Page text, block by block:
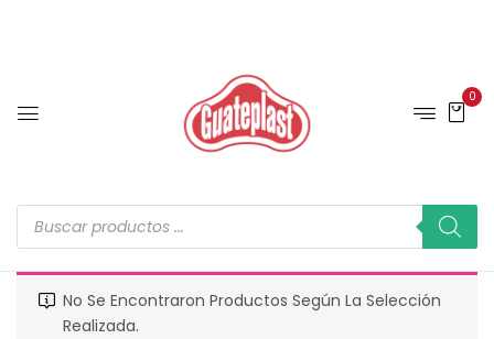
0
No Se Encontraron Productos Según La Selección
Realizada.